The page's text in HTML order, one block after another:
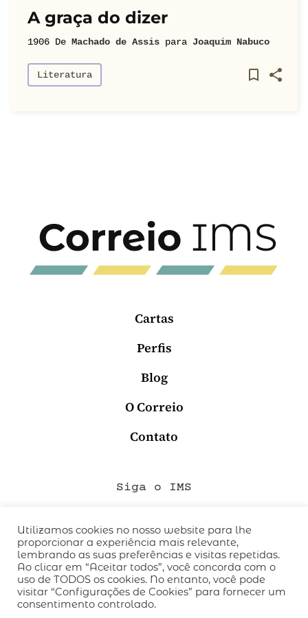
A graça do dizer
1906 De Machado de Assis para Joaquim Nabuco
Literatura
Cartas
Perfis
Blog
O Correio
Contato
Siga o IMS
QUEM SOMOS
CÓDIGO DE CONDUTA
POLÍTICA DE PRIVACIDADE
TERMOS DE USO
Utilizamos cookies no nosso website para lhe
proporcionar a experiência mais relevante,
lembrando as suas preferências e visitas repetidas.
Ao clicar em “Aceitar todos”, você concorda com o
uso de TODOS os cookies. No entanto, você pode
visitar “Configurações de Cookies” para fornecer um
consentimento controlado.